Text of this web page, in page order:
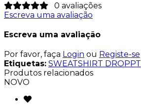
0 avaliações
Escreva uma avaliação
Escreva uma avaliação
Por favor, faça Login ou Registe-se
Etiquetas: SWEATSHIRT DROPPT
Produtos relacionados
NOVO